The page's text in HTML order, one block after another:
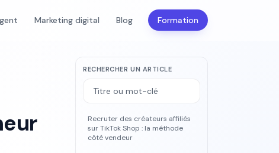
Marketing digital Blog Formation
RECHERCHER UN ARTICLE
Recruter des créateurs affiliés
sur TikTok Shop : la méthode
côté vendeur